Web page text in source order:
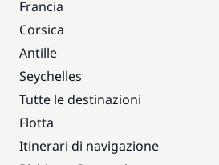
Francia
Corsica
Antille
Seychelles
Tutte le destinazioni
Flotta
Itinerari di navigazione